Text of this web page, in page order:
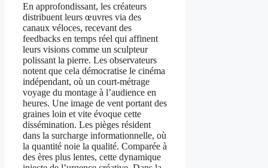
En approfondissant, les créateurs
distribuent leurs œuvres via des
canaux véloces, recevant des
feedbacks en temps réel qui affinent
leurs visions comme un sculpteur
polissant la pierre. Les observateurs
notent que cela démocratise le cinéma
indépendant, où un court-métrage
voyage du montage à l’audience en
heures. Une image de vent portant des
graines loin et vite évoque cette
dissémination. Les pièges résident
dans la surcharge informationnelle, où
la quantité noie la qualité. Comparée à
des ères plus lentes, cette dynamique